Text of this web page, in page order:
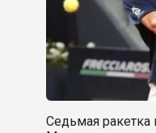
Седьмая ракетка